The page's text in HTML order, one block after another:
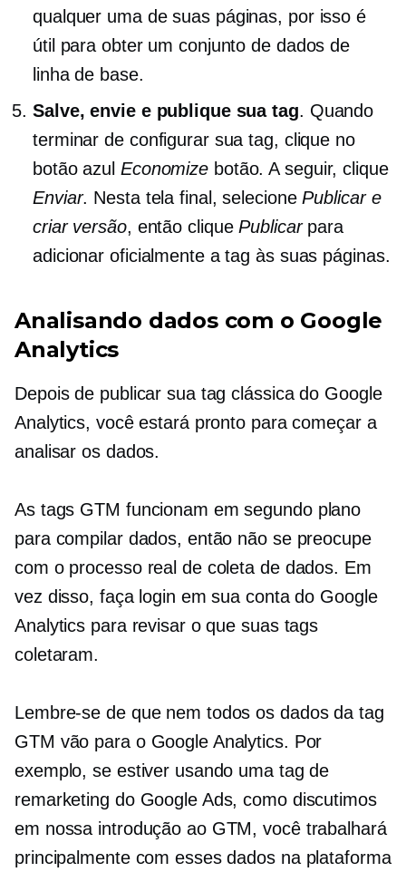
qualquer uma de suas páginas, por isso é
útil para obter um conjunto de dados de
linha de base.
Salve, envie e publique sua tag. Quando
terminar de configurar sua tag, clique no
botão azul Economize botão. A seguir, clique
Enviar. Nesta tela final, selecionePublicar e
criar versão, então cliquePublicarpara
adicionar oficialmente a tag às suas páginas.
Analisando dados com o Google
Analytics
Depois de publicar sua tag clássica do Google
Analytics, você estará pronto para começar a
analisar os dados.
As tags GTM funcionam em segundo plano
para compilar dados, então não se preocupe
com o processo real de coleta de dados. Em
vez disso, faça login em sua conta do Google
Analytics para revisar o que suas tags
coletaram.
Lembre-se de que nem todos os dados da tag
GTM vão para o Google Analytics. Por
exemplo, se estiver usando uma tag de
remarketing do Google Ads, como discutimos
em nossa introdução ao GTM, você trabalhará
principalmente com esses dados na plataforma